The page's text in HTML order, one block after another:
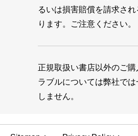
るいは損害賠償を請求さ
ります。ご注意ください。
正規取扱い書店以外のご購
ラブルについては弊社では
しません。